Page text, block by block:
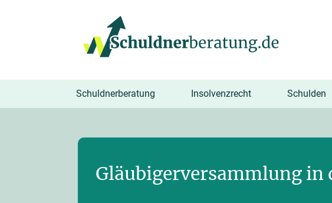
Schuldnerberatung Insolvenzrecht Schulden
Gläubigerversammlung